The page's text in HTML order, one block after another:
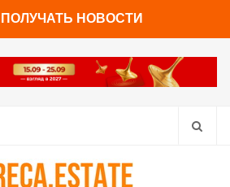
НОВОСТИ